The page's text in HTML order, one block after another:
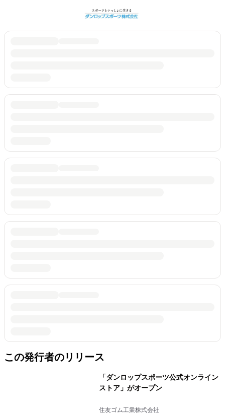
この発行者のリリース
「ダンロップスポーツ公式オンライン
ストア」がオープン
住友ゴム工業株式会社